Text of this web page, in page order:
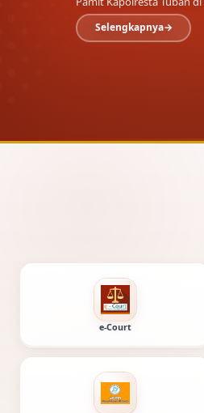
Bertempat di Ruang
Perwakilan Kejaksaan
e-Court